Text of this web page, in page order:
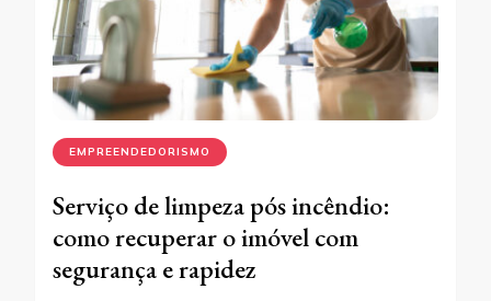
EMPREENDEDORISMO
Serviço de limpeza pós incêndio:
como recuperar o imóvel com
segurança e rapidez